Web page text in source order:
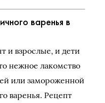
варенья в
и взрослые, и дети
нежное лакомство
или замороженной
варенья. Рецепт